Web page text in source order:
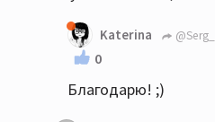
Katerina
0
Благодарю! ;)